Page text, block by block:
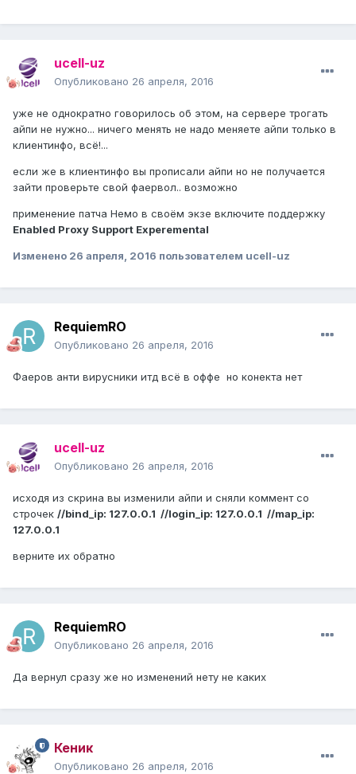
ucell-uz
Опубликовано 26 апреля, 2016
уже не однократно говорилось об этом, на сервере трогать
айпи не нужно... ничего менять не надо меняете айпи только в
клиентинфо, всё!...
если же в клиентинфо вы прописали айпи но не получается
зайти проверьте свой фаервол.. возможно
применение патча Немо в своём экзе включите поддержку
Enabled Proxy Support Experemental
Изменено 26 апреля, 2016 пользователем ucell-uz
RequiemRO
Опубликовано 26 апреля, 2016
Фаеров анти вирусники итд всё в оффе но конекта нет
ucell-uz
Опубликовано 26 апреля, 2016
исходя из скрина вы изменили айпи и сняли коммент со
строчек //bind_ip: 127.0.0.1 //login_ip: 127.0.0.1 //map_ip:
127.0.0.1
верните их обратно
RequiemRO
Опубликовано 26 апреля, 2016
Да вернул сразу же но изменений нету не каких
Кеник
Опубликовано 26 апреля, 2016